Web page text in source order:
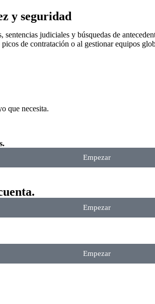
y seguridad
judiciales y búsquedas de
de contratación o al gestionar equipos
que necesita.
Empezar
Empezar
Empezar